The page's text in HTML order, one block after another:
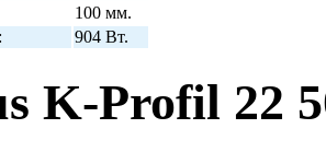
100 мм.
904 Вт.
K-Profil 22